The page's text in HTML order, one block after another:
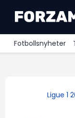
Fotbollsnyheter
Ligue 1